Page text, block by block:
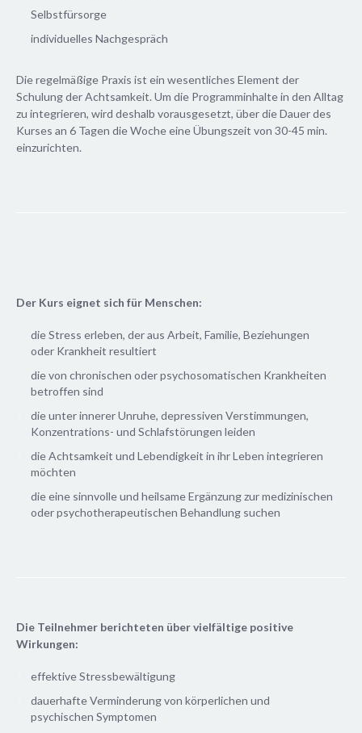
Selbstfürsorge
individuelles Nachgespräch
Die regelmäßige Praxis ist ein wesentliches Element der
Schulung der Achtsamkeit. Um die Programminhalte in den Alltag
zu integrieren, wird deshalb vorausgesetzt, über die Dauer des
Kurses an 6 Tagen die Woche eine Übungszeit von 30-45 min.
einzurichten.
Der Kurs eignet sich für Menschen:
die Stress erleben, der aus Arbeit, Familie, Beziehungen
oder Krankheit resultiert
die von chronischen oder psychosomatischen Krankheiten
betroffen sind
die unter innerer Unruhe, depressiven Verstimmungen,
Konzentrations- und Schlafstörungen leiden
die Achtsamkeit und Lebendigkeit in ihr Leben integrieren
möchten
die eine sinnvolle und heilsame Ergänzung zur medizinischen
oder psychotherapeutischen Behandlung suchen
Die Teilnehmer berichteten über vielfältige positive
Wirkungen:
effektive Stressbewältigung
dauerhafte Verminderung von körperlichen und
psychischen Symptomen